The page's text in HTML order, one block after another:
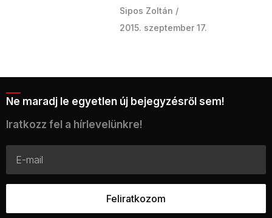
Sipos Zoltán
2015. szeptember 17.
Ne maradj le egyetlen új bejegyzésről sem!
Iratkozz fel a hírlevelünkre!